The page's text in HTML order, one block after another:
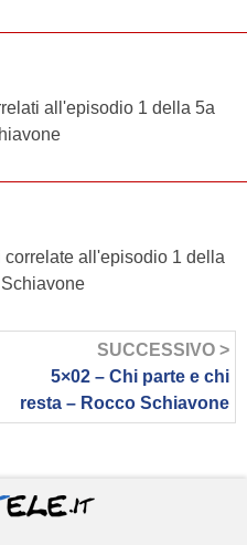
all'episodio 1 della 5a
all'episodio 1 della
SUCCESSIVO >
5×02 – Chi parte e chi
resta – Rocco Schiavone